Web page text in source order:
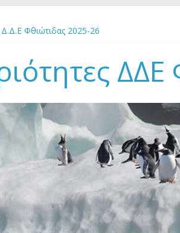
Φθιώτιδας 2025-26
23-29 Αυγούστου 2026
2-7 ΙΟΥΝΙΟΥ 2026
2026 Δ.Δ.Ε ΦΘΙΩΤΙΔΑΣ
ΔΔΕ